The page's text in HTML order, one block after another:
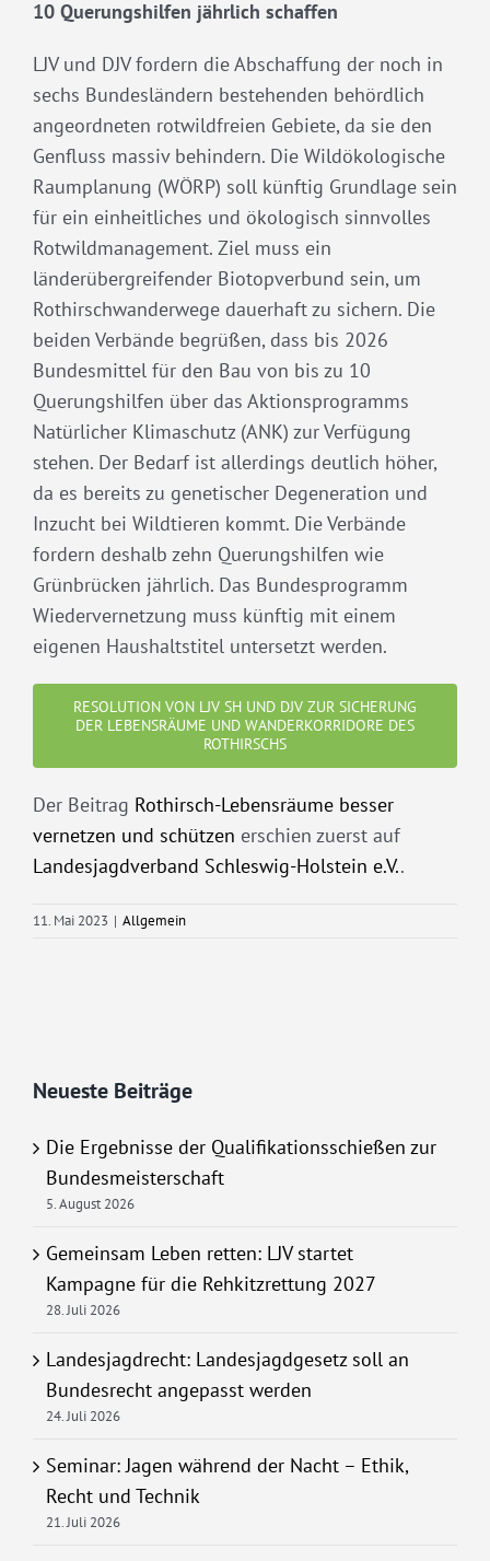
10 Querungshilfen jährlich schaffen
LJV und DJV fordern die Abschaffung der noch in
sechs Bundesländern bestehenden behördlich
angeordneten rotwildfreien Gebiete, da sie den
Genfluss massiv behindern. Die Wildökologische
Raumplanung (WÖRP) soll künftig Grundlage sein
für ein einheitliches und ökologisch sinnvolles
Rotwildmanagement. Ziel muss ein
länderübergreifender Biotopverbund sein, um
Rothirschwanderwege dauerhaft zu sichern. Die
beiden Verbände begrüßen, dass bis 2026
Bundesmittel für den Bau von bis zu 10
Querungshilfen über das Aktionsprogramms
Natürlicher Klimaschutz (ANK) zur Verfügung
stehen. Der Bedarf ist allerdings deutlich höher,
da es bereits zu genetischer Degeneration und
Inzucht bei Wildtieren kommt. Die Verbände
fordern deshalb zehn Querungshilfen wie
Grünbrücken jährlich. Das Bundesprogramm
Wiedervernetzung muss künftig mit einem
eigenen Haushaltstitel untersetzt werden.
RESOLUTION VON LJV SH UND DJV ZUR SICHERUNG
DER LEBENSRÄUME UND WANDERKORRIDORE DES
ROTHIRSCHS
Der Beitrag Rothirsch-Lebensräume besser
vernetzen und schützen erschien zuerst auf
Landesjagdverband Schleswig-Holstein e.V..
11. Mai 2023 | Allgemein
Neueste Beiträge
Die Ergebnisse der Qualifikationsschießen zur
Bundesmeisterschaft
5. August 2026
Gemeinsam Leben retten: LJV startet
Kampagne für die Rehkitzrettung 2027
28. Juli 2026
Landesjagdrecht: Landesjagdgesetz soll an
Bundesrecht angepasst werden
24. Juli 2026
Seminar: Jagen während der Nacht – Ethik,
Recht und Technik
21. Juli 2026